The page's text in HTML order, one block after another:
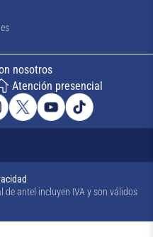
nosotros
Atención presencial
de antel incluyen IVA y son válidos